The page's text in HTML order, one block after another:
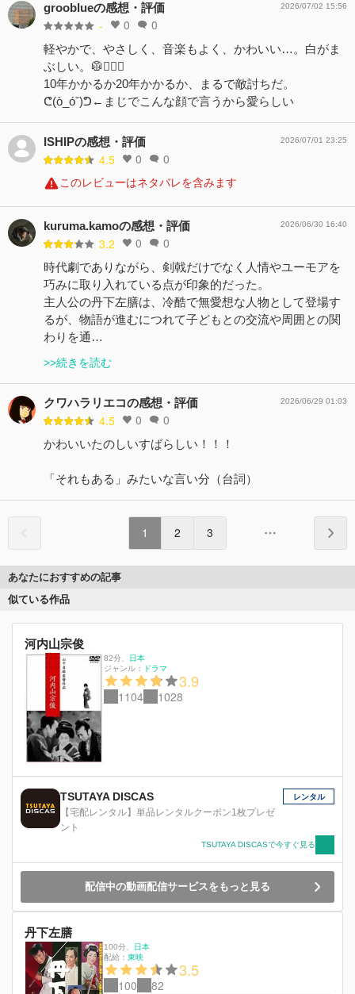
grooblueの感想・評価
- 0 0
2026/07/02 15:56
軽やかで、やさしく、音楽もよく、かわいい…。白がま
ぶしい。🥼🧖🏻‍♀️
10年かかるか20年かかるか、まるで敵討ちだ。
ᕦ(ò_óˇ)ᕤ←まじでこんな顔で言うから愛らしい
ISHIPの感想・評価
4.5 0 0
2026/07/01 23:25
このレビューはネタバレを含みます
kuruma.kamoの感想・評価
3.2 0 0
2026/06/30 16:40
時代劇でありながら、剣戟だけでなく人情やユーモアを
巧みに取り入れている点が印象的だった。
主人公の丹下左膳は、冷酷で無愛想な人物として登場す
るが、物語が進むにつれて子どもとの交流や周囲との関
わりを通…
>>続きを読む
クワハラリエコの感想・評価
4.5 0 0
2026/06/29 01:03
かわいいたのしいすばらしい！！！
「それもある」みたいな言い分（台詞）
1 2 3
あなたにおすすめの記事
似ている作品
河内山宗俊
82分
日本
ジャンル：
ドラマ
3.9
1104 1028
TSUTAYA DISCAS
【宅配レンタル】単品レンタルクーポン1枚プレゼ
ント
レンタル
TSUTAYA DISCASで今すぐ見る
配信中の動画配信サービスをもっと見る
丹下左膳
100分
日本
配給： 東映
3.5
100 82